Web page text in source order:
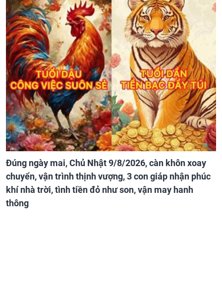
Đúng ngày mai, Chủ Nhật 9/8/2026, càn khôn xoay
chuyển, vận trình thịnh vượng, 3 con giáp nhận phúc
khí nhà trời, tình tiền đỏ như son, vận may hanh
thông